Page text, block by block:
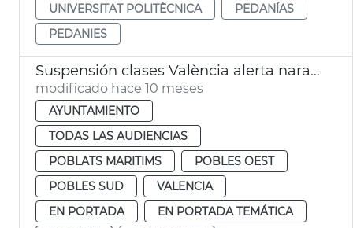
UNIVERSITAT POLITÈCNICA
PEDANÍAS
PEDANIES
Suspensión clases València alerta naranja lluvias
modificado hace 10 meses
AYUNTAMIENTO
TODAS LAS AUDIENCIAS
POBLATS MARITIMS
POBLES OEST
POBLES SUD
VALENCIA
EN PORTADA
EN PORTADA TEMÁTICA